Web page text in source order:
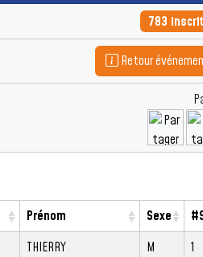
783
Retour
Prénom Sexe
THIERRY M 1